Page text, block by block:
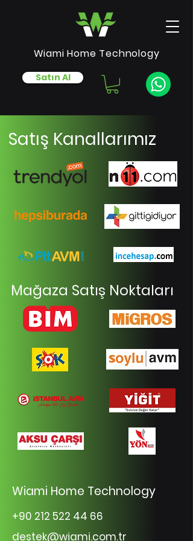
Satın Al
Wiami Home Technology
Satış Kanallarımız
Mağaza Satış Noktaları
Wiami Home Technology
+90 212 522 44 66
destek@wiami.com.tr